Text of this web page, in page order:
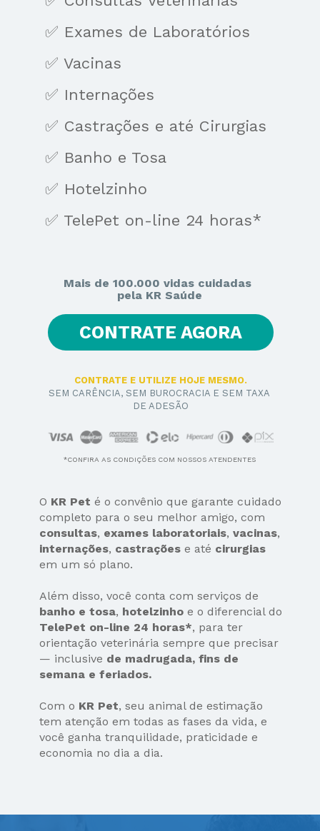
✅ Exames de Laboratórios
✅ Vacinas
✅ ⁠Internações
✅ ⁠Castrações e até Cirurgias
✅ ⁠Banho e Tosa
✅ ⁠Hotelzinho
✅ TelePet on-line 24 horas*
O KR Pet é o convênio que garante cuidado
consultas, exames laboratoriais, vacinas
internações, castrações e até cirurgias
em um só plano.
banho e tosa, hotelzinho
TelePet on-line 24 horas*, para ter
orientação veterinária sempre que precisar
— inclusive de madrugada, fins de
semana e feriados.
Com o KR Pet, seu animal de estimação
tem atenção em todas as fases da vida, e
você ganha tranquilidade, praticidade e
economia no dia a dia.
Mais de 100.000 vidas cuidadas
pela KR Saúde
CONTRATE AGORA
CONTRATE E UTILIZE HOJE MESMO.
SEM CARÊNCIA, SEM BUROCRACIA E SEM TAXA
DE ADESÃO
*CONFIRA AS CONDIÇÕES COM NOSSOS ATENDENTES